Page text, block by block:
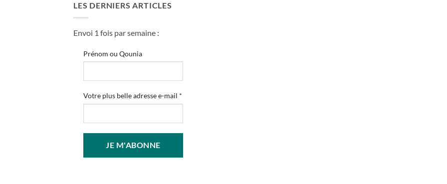
LES DERNIERS ARTICLES
Envoi 1 fois par semaine :
Prénom ou Qounia
Votre plus belle adresse e-mail *